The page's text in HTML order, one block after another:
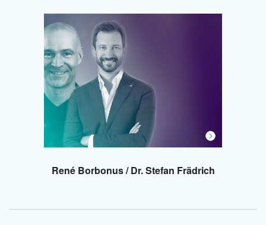
René Borbonus / Dr. Stefan Frädrich